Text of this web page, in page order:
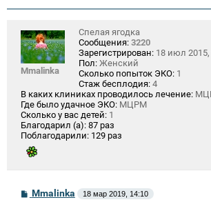
Mmalinka
Спелая ягодка
Сообщения: 3220
Зарегистрирован: 18 июл 2015,
Пол: Женский
Сколько попыток ЭКО: 1
Стаж бесплодия: 4
В каких клиниках проводилось лечение:
Где было удачное ЭКО: МЦРМ
Сколько у вас детей: 1
Благодарил (а): 87 раз
Поблагодарили: 129 раз
С
о
Mmalinka 18 мар 2019, 14:10